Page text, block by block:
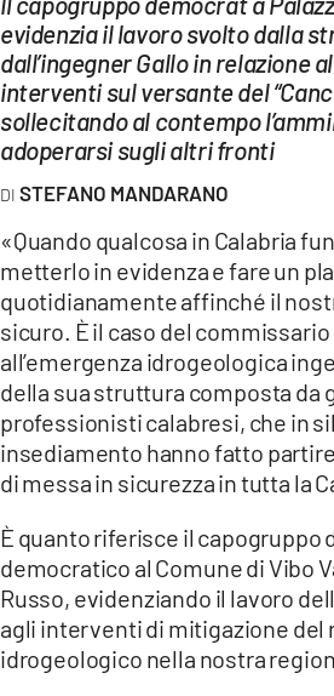
LAC NETWORK
LAC ONAIR
LaC
Network
LACPLAY.IT
LACTV.IT
LACONAIR.IT
LACITYMAG.IT
ILREGGINO.IT
COSENZACHANNEL.IT
CATANZAROCHANNEL.IT
LACAPITALENEWS.IT
App
evidenzia il lavoro svolto dalla
dall’ingegner Gallo in relazione
interventi sul versante del
sollecitando al contempo
adoperarsi sugli altri fronti
STEFANO MANDARANO
«Quando qualcosa in Calabria
metterlo in evidenza e fare un
quotidianamente affinché il
sicuro. È il caso del
all’emergenza idrogeologica
della sua struttura composta da
professionisti calabresi, che in
insediamento hanno fatto
di messa in sicurezza in tutta la
È quanto riferisce il capogruppo
democratico al Comune di Vibo
Russo, evidenziando il lavoro
agli interventi di mitigazione del
idrogeologico nella nostra